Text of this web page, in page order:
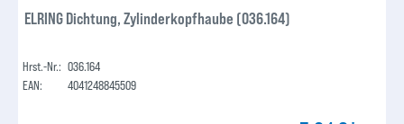
ELRING Dichtung, Zylinderkopfhaube (036.164)
Hrst.-Nr.: 036.164
EAN:
4041248845509